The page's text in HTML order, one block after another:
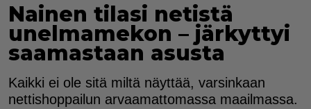
Nainen tilasi netistä
unelmamekon – järkyttyi
saamastaan asusta
Kaikki ei ole sitä miltä näyttää, varsinkaan
nettishoppailun arvaamattomassa maailmassa.